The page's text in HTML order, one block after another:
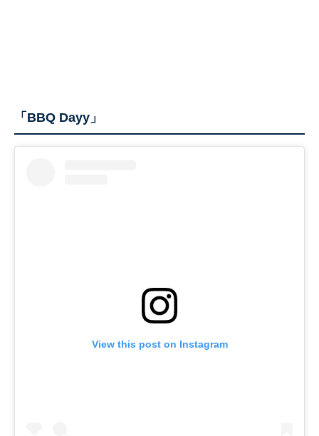
「BBQ Dayy」
View this post on Instagram